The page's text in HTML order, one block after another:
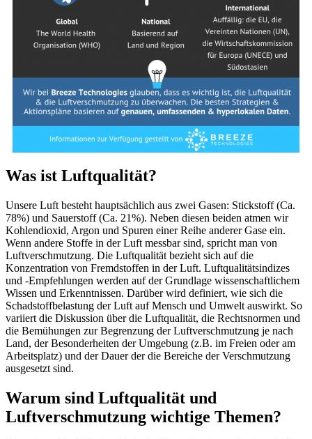
Was ist Luftqualität?
Unsere Luft besteht hauptsächlich aus zwei Gasen: Stickstoff (Ca.
78%) und Sauerstoff (Ca. 21%). Neben diesen beiden atmen wir
Kohlendioxid, Argon und Spuren einer Reihe anderer Gase ein.
Wenn andere Stoffe in der Luft messbar sind, spricht man von
Luftverschmutzung. Die Luftqualität bezieht sich auf die
Konzentration von Fremdstoffen in der Luft. Luftqualitätsindizes
und -Empfehlungen werden auf der Grundlage wissenschaftlichem
Wissen und Erkenntnissen. Darüber wird definiert, wie sich die
Schadstoffbelastung der Luft auf Mensch und Umwelt auswirkt. So
variiert die Diskussion über die Luftqualität, die Rechtsnormen und
die Bemühungen zur Begrenzung der Luftverschmutzung je nach
Land, der Besonderheiten der Umgebung (z.B. im Freien oder am
Arbeitsplatz) und der Dauer der die Bereiche der Verschmutzung
ausgesetzt sind.
Warum sind Luftqualität und
Luftverschmutzung wichtige Themen?